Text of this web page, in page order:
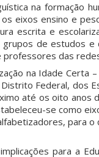
na formação
eixos ensino e
escrita e
grupos de estudos
professores das
na Idade Certa
Federal, dos
até os oito anos
se como
para
para a